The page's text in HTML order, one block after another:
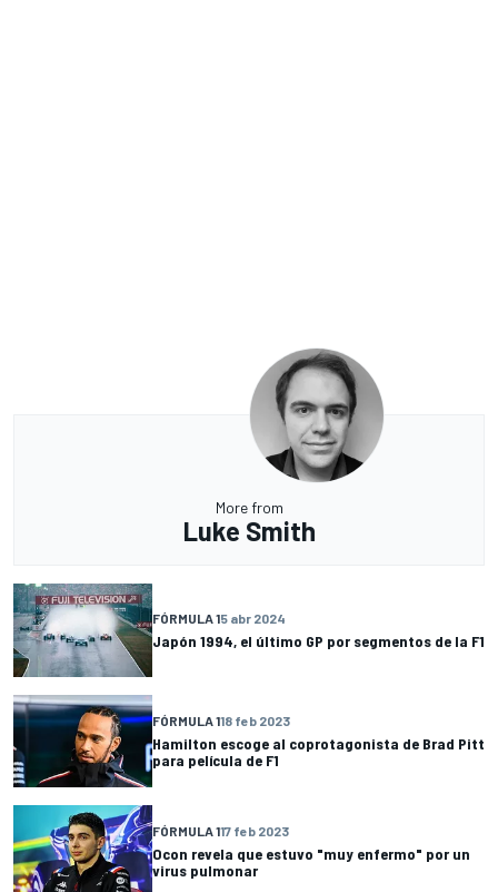
More from
Luke Smith
FÓRMULA 15 abr 2024
Japón 1994, el último GP por segmentos de la F1
FÓRMULA 118 feb 2023
Hamilton escoge al coprotagonista de Brad Pitt
para película de F1
FÓRMULA 117 feb 2023
Ocon revela que estuvo "muy enfermo" por un
virus pulmonar